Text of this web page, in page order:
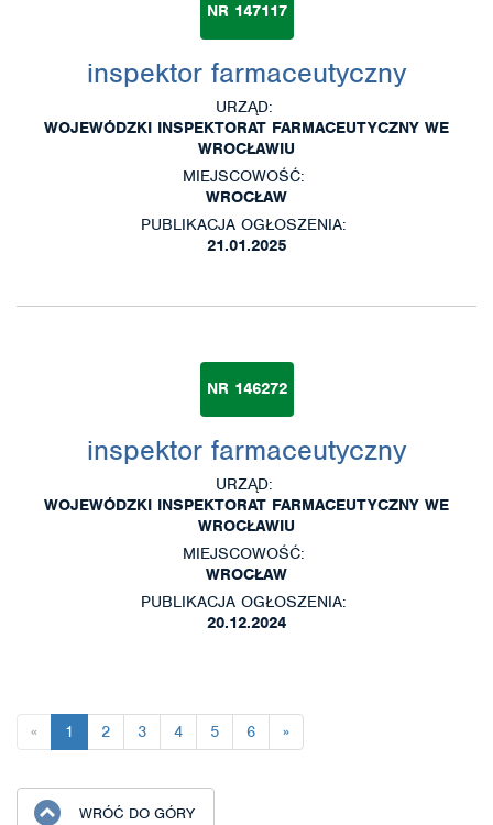
NR 147117
inspektor farmaceutyczny
URZĄD:
WOJEWÓDZKI INSPEKTORAT FARMACEUTYCZNY WE
WROCŁAWIU
MIEJSCOWOŚĆ:
WROCŁAW
PUBLIKACJA OGŁOSZENIA:
21.01.2025
NR 146272
inspektor farmaceutyczny
URZĄD:
WOJEWÓDZKI INSPEKTORAT FARMACEUTYCZNY WE
WROCŁAWIU
MIEJSCOWOŚĆ:
WROCŁAW
PUBLIKACJA OGŁOSZENIA:
20.12.2024
« 1 2 3 4 5 6 »
WRÓĆ DO GÓRY